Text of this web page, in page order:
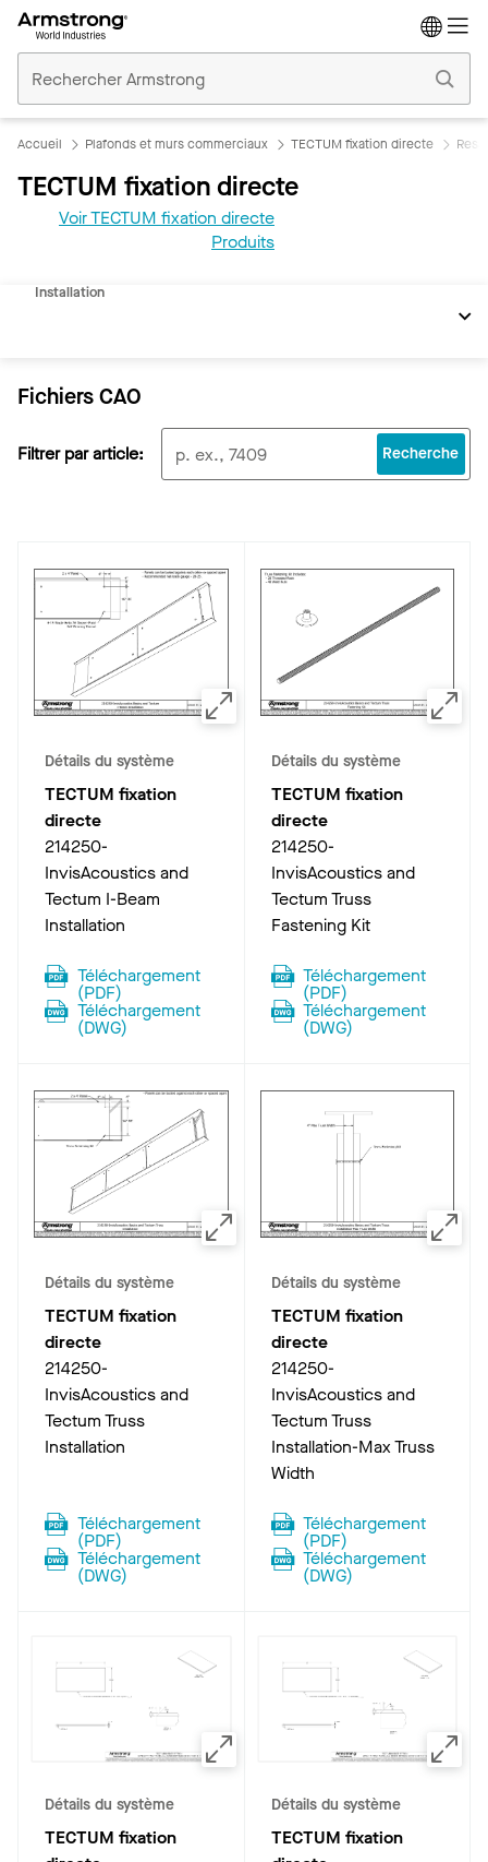
Plafonds
Commerciaux
Accueil Plafonds et murs commerciaux TECTUM fixation directe
TECTUM fixation directe
Voir TECTUM fixation directe
Produits
REVIT
Installation
Fichiers CAO
Filtrer par article: Recherche
Détails du système
TECTUM fixation
directe
214250-
InvisAcoustics and
Tectum I-Beam
Installation
Téléchargement
(PDF)
Téléchargement
(DWG)
Détails du système
TECTUM fixation
directe
214250-
InvisAcoustics and
Tectum Truss
Fastening Kit
Téléchargement
(PDF)
Téléchargement
(DWG)
Détails du système
TECTUM fixation
directe
214250-
InvisAcoustics and
Tectum Truss
Installation
Téléchargement
(PDF)
Téléchargement
(DWG)
Détails du système
TECTUM fixation
directe
214250-
InvisAcoustics and
Tectum Truss
Installation-Max Truss
Width
Téléchargement
(PDF)
Téléchargement
(DWG)
Détails du système
TECTUM fixation
Détails du système
TECTUM fixation